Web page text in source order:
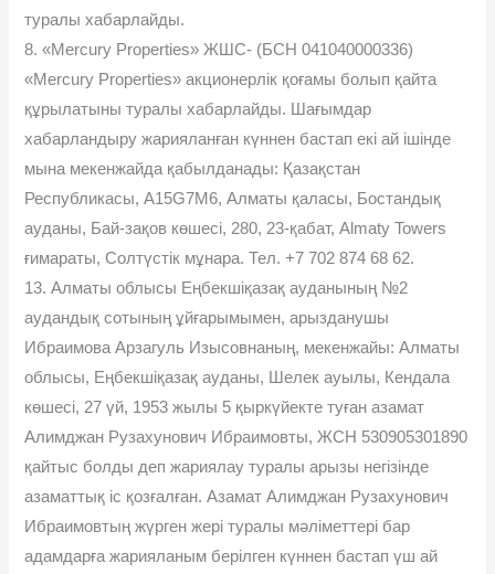
туралы хабарлайды.
8. «Mercury Properties» ЖШС- (БСН 041040000336)
«Mercury Properties» акционерлік қоғамы болып қайта
құрылатыны туралы хабарлайды. Шағымдар
хабарландыру жарияланған күннен бастап екі ай ішінде
мына мекенжайда қабылданады: Қазақстан
Республикасы, A15G7M6, Алматы қаласы, Бостандық
ауданы, Бай-зақов көшесі, 280, 23-қабат, Almaty Towers
ғимараты, Солтүстік мұнара. Тел. +7 702 874 68 62.
13. Алматы облысы Еңбекшіқазақ ауданының №2
аудандық сотының ұйғарымымен, арызданушы
Ибраимова Арзагуль Изысовнаның, мекенжайы: Алматы
облысы, Еңбекшіқазақ ауданы, Шелек ауылы, Кендала
көшесі, 27 үй, 1953 жылы 5 қыркүйекте туған азамат
Алимджан Рузахунович Ибраимовты, ЖСН 530905301890
қайтыс болды деп жариялау туралы арызы негізінде
азаматтық іс қозғалған. Азамат Алимджан Рузахунович
Ибраимовтың жүрген жері туралы мəліметтері бар
адамдарға жарияланым берілген күннен бастап үш ай